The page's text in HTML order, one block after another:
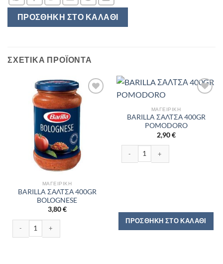
ΠΡΟΣΘΉΚΗ ΣΤΟ ΚΑΛΆΘΙ
ΣΧΕΤΙΚΆ ΠΡΟΪΌΝΤΑ
ΜΑΓΕΙΡΙΚΉ
BARILLA ΣΑΛΤΣΑ 400GR
BOLOGNESE
3,80€
BARILLA ΣΑΛΤΣΑ 400GR BOLOGNESE ποσότητα
ΜΑΓΕΙΡΙΚΉ
BARILLA ΣΑΛΤΣΑ 400GR
POMODORO
2,90€
BARILLA ΣΑΛΤΣΑ 400GR
ΠΡΟΣΘΉΚΗ ΣΤΟ ΚΑΛΆΘΙ